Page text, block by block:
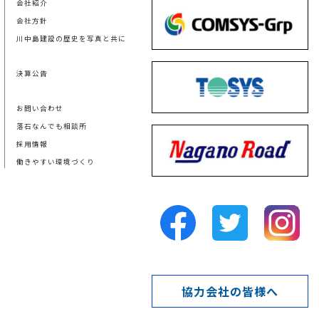
会社紹介
会社方針
川中島建設の歴史を写真と共に
決算公告
お問い合わせ
落石なんでも相談所
採用情報
働きやすい環境づくり
協力会社の皆様へ